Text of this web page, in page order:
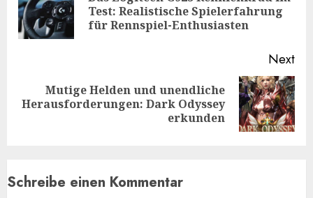
Test: Realistische Spielerfahrung
für Rennspiel-Enthusiasten
Next
Next
Mutige Helden und unendliche
Herausforderungen: Dark Odyssey
erkunden
Schreibe einen Kommentar